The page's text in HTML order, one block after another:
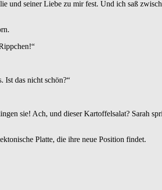
seiner Liebe zu mir fest. Und ich saß
Ist das nicht schön?“
sie! Ach, und dieser Kartoffelsalat? Sarah
Platte, die ihre neue Position findet.